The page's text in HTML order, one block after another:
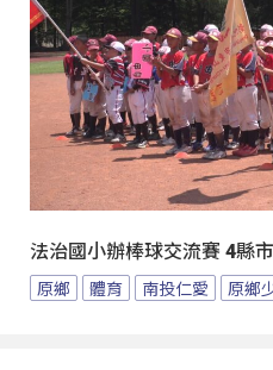
法治國小辦棒球交流賽 4縣
原鄉 體育 南投仁愛 原鄉